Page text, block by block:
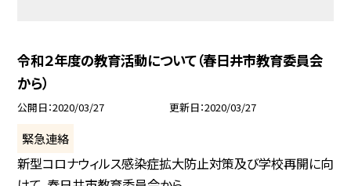
令和２年度の教育活動について（春日井市教育委員会
から）
公開日 2020/03/27 更新日 2020/03/27
緊急連絡
新型コロナウィルス感染症拡大防止対策及び学校再開に向